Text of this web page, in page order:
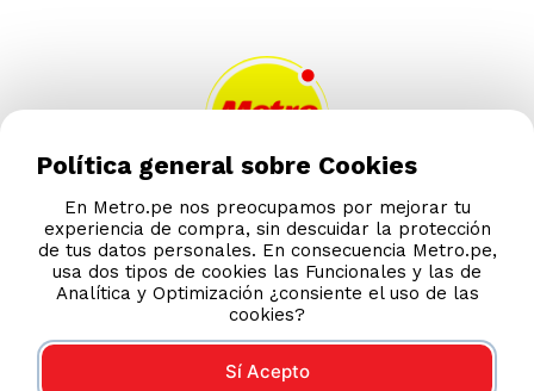
AYUDA CALLCENTER
(511) 613-8888
TIENDAS ONLINE
NOSOTROS
Política general sobre Cookies
En Metro.pe nos preocupamos por mejorar tu
experiencia de compra, sin descuidar la protección
de tus datos personales. En consecuencia Metro.pe,
usa dos tipos de cookies las Funcionales y las de
Analítica y Optimización ¿consiente el uso de las
cookies?
Sí Acepto